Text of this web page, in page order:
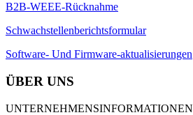
B2B-WEEE-Rücknahme
Schwachstellenberichtsformular
Software- Und Firmware-aktualisierungen
ÜBER UNS
UNTERNEHMENSINFORMATIONEN